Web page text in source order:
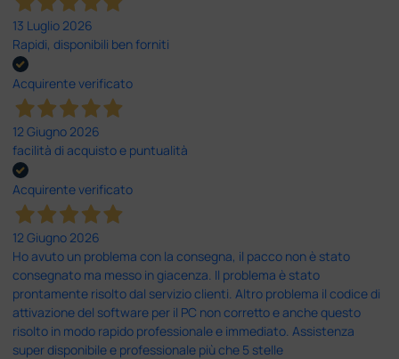
13 Luglio 2026
Rapidi, disponibili ben forniti
Acquirente verificato
12 Giugno 2026
facilità di acquisto e puntualità
Acquirente verificato
12 Giugno 2026
Ho avuto un problema con la consegna, il pacco non è stato
consegnato ma messo in giacenza. Il problema è stato
prontamente risolto dal servizio clienti. Altro problema il codice di
attivazione del software per il PC non corretto e anche questo
risolto in modo rapido professionale e immediato. Assistenza
super disponibile e professionale più che 5 stelle